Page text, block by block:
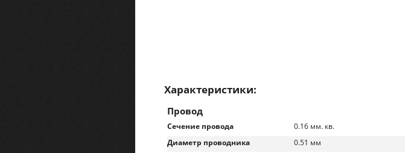
Характеристики:
Провод
Сечение провода
0.16 мм. кв.
Диаметр проводника
0.51 мм